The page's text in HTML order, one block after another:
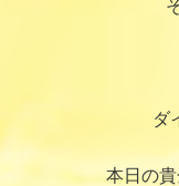
ダ
本日の